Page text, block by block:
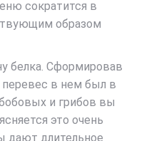
сократится в
образом
белка. Сформировав
в нем был в
и грибов вы
это очень
дают длительное